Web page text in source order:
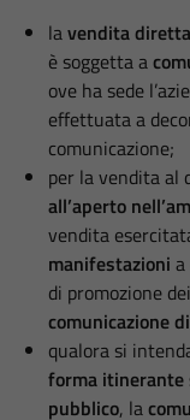
lavendita
è soggetta a
ove ha sede
effettuata a
comunicazione;
per la vendita al
all’aperto
vendita
manifestazioni
di promozione
comunicazione
qualora si
forma itinerante
pubblico, la